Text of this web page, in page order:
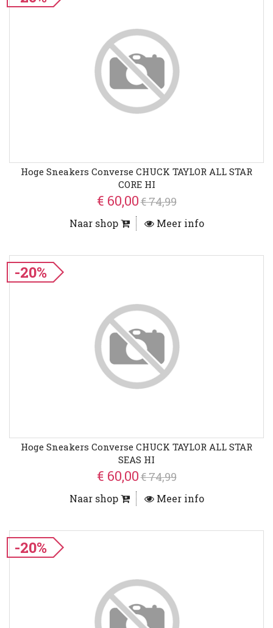
Hoge Sneakers Converse CHUCK TAYLOR ALL STAR
CORE HI
€ 60,00€ 74,99
Naar shop Meer info
-20%
Hoge Sneakers Converse CHUCK TAYLOR ALL STAR
SEAS HI
€ 60,00€ 74,99
Naar shop Meer info
-20%